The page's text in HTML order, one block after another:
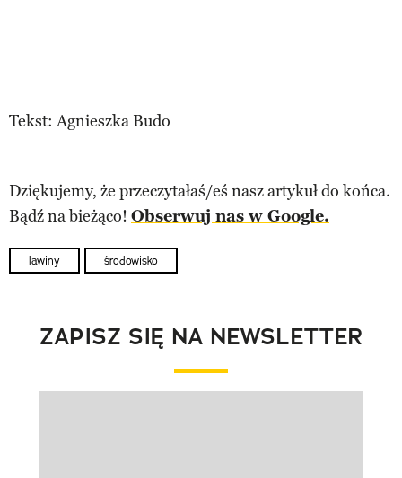
Tekst: Agnieszka Budo
Dziękujemy, że przeczytałaś/eś nasz artykuł do końca.
Bądź na bieżąco! Obserwuj nas w Google.
lawiny środowisko
ZAPISZ SIĘ NA NEWSLETTER